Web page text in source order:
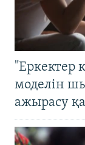
"Еркектер
моделін
ажырасу